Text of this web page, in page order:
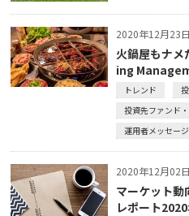
2020年12月23日
火鍋屋もナ
ing
トレンド
投資先ファンド
運用者メッセージ
2020年12月02日
マーケット
レポート